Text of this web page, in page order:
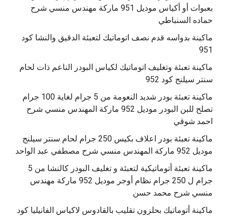
بعبوات أو أكياس موديل 951 ماركة مهندس منسي شرح
حماده السنباطي
ماكينة بدواسه قدم نصف اتوماتيك لتعبئة الدقيق والنشا كود
951
ماكينة تعبئة وتغليف اتوماتيك لكياس البودر الناعم ذات لحام
سنتر سيلنج كود 952
ماكينة تعبئة بودر شديد النعومة من 5 جرام لغاية 100 جرام
تصلح للبن البودر موديل 952 ماركة المهندس منسي شرح
احمد شوقي
ماكينة تعبئة بودر اعلاف بكيس 250 جرام لحام سنتر سيلنج
موديل 952 ماركة المهندس منسي شرح مصطفي عبد الواحد
ماكينة تعبئة أتوماتيكية لتعبئة و تغليف البودر كالنشا من 5
جرام ل 250 جرام نظام أوجر موديل 952 ماركة مهندس
منسي شرح محمد حسن
‫ماكينة أتوماتيك بحلزون تقليب بالقادوس لاكياس الفانيليا كود